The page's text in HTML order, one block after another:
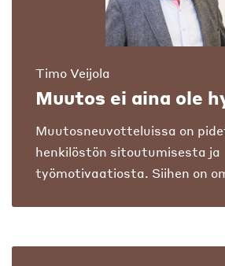
Timo Veijola
Muutos ei aina ole
Muutosneuvotteluissa on
henkilöstön sitoutumisesta ja
työmotivaatiosta. Siihen on